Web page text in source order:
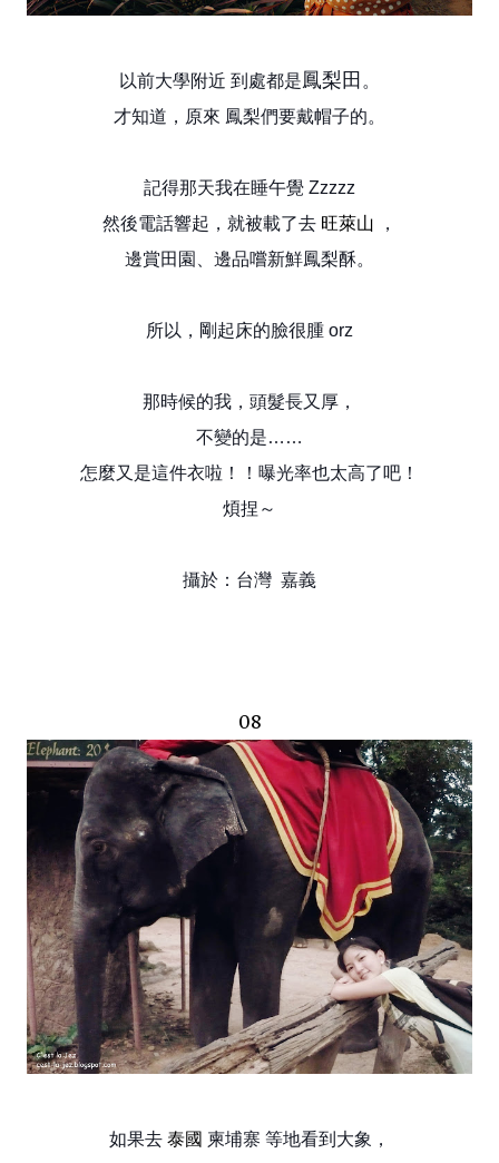
以前大學附近 到處都是鳳梨田 。
才知道，原來 鳳梨們要戴帽子的。
記得那天我在睡午覺 Zzzzz
然後電話響起，就被載了去 旺萊山 ，
邊賞田園、邊品嚐新鮮鳳梨酥。
所以，剛起床的臉很腫 orz
那時候的我，頭髮長又厚，
不變的是……
怎麼又是這件衣啦！！曝光率也太高了吧！
煩捏～
攝於：台灣 嘉義
08
如果去 泰國 柬埔寨 等地看到大象，